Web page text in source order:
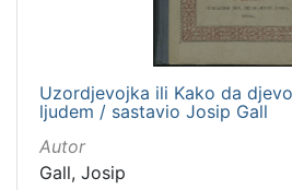
Knjige za djecu i mladež
Uzordjevojka ili Kako da
ljudem / sastavio Josip Gall
Autor
Gall, Josip